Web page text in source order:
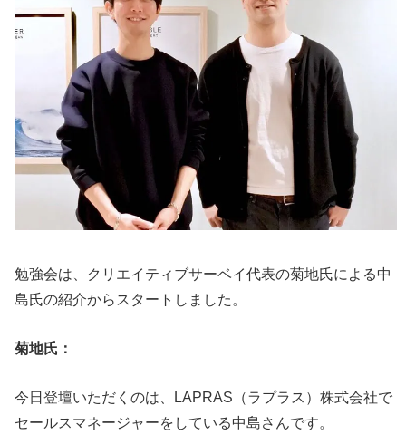
勉強会は、クリエイティブサーベイ代表の菊地氏による中
島氏の紹介からスタートしました。
菊地氏：
今日登壇いただくのは、LAPRAS（ラプラス）株式会社で
セールスマネージャーをしている中島さんです。